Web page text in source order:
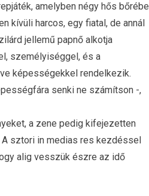
amelyben négy hős bőrébe
kívüli harcos, egy fiatal, de annál
jellemű papnő alkotja
személyiséggel, és a
képességekkel rendelkezik.
senki ne számítson -,
a zene pedig kifejezetten
sztori in medias res kezdéssel
alig vesszük észre az idő